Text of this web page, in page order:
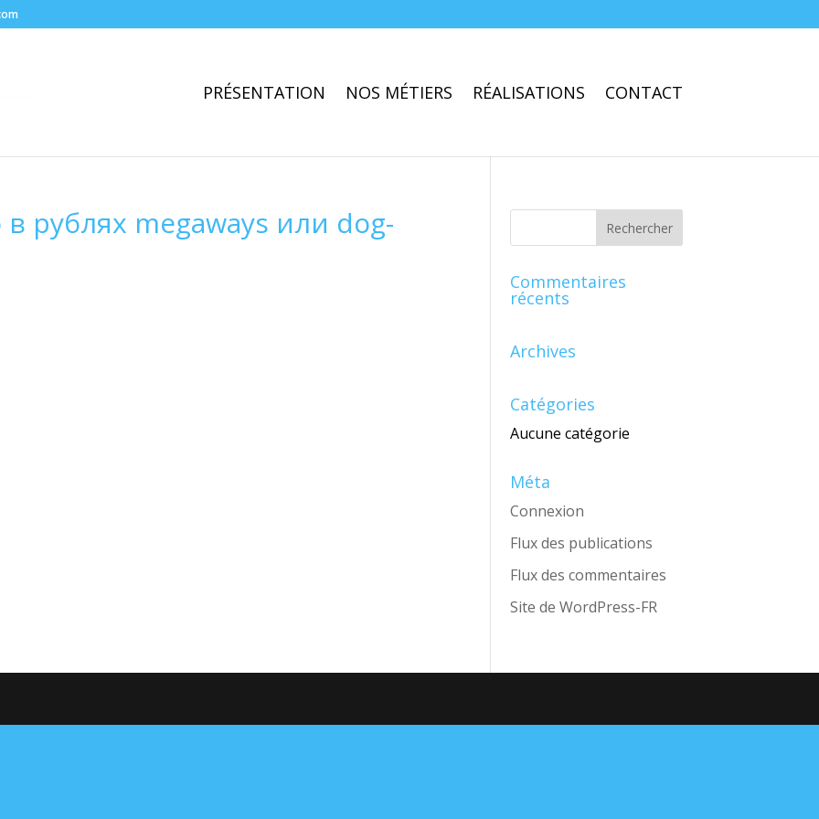
PRÉSENTATION NOS MÉTIERS RÉALISATIONS CONTACT
рублях megaways или dog-
Commentaires
récents
Archives
Catégories
Aucune catégorie
Méta
Connexion
Flux des publications
Flux des commentaires
Site de WordPress-FR